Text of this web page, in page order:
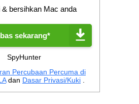
& bersihkan Mac anda
sekarang*
SpyHunter
Percubaan Percuma di
dan Dasar Privasi/Kuki